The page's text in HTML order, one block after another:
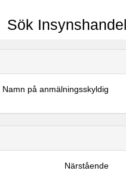
Sök Insynshandel
Namn på anmälningsskyldig
Närstående